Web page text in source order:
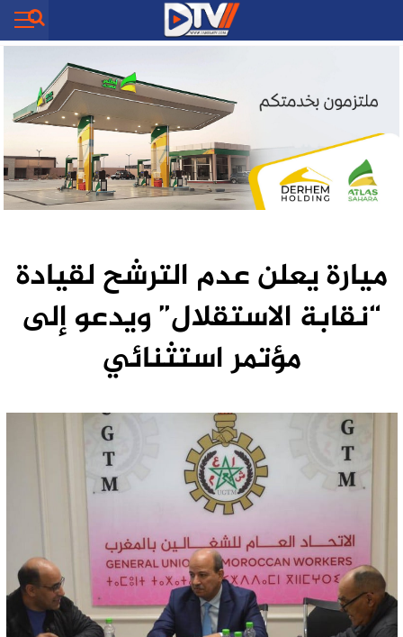
ميارة يعلن عدم الترشح لقيادة
“نقابة الاستقلال” ويدعو إلى
مؤتمر استثنائي